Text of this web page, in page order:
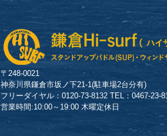
〒248-0021
神奈川県鎌倉市坂ノ下21-1(駐車場2台分有)
フリーダイヤル：0120-73-8132 TEL：0467-23-
営業時間:10:00～19:00 木曜定休日